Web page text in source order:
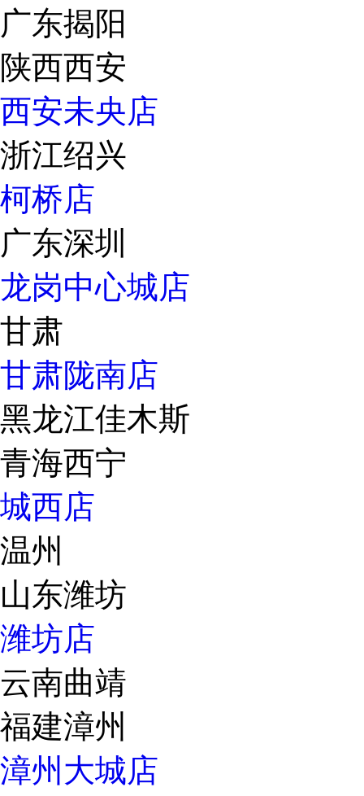
广东揭阳
陕西西安
西安未央店
浙江绍兴
柯桥店
广东深圳
龙岗中心城店
甘肃
甘肃陇南店
黑龙江佳木斯
青海西宁
城西店
温州
山东潍坊
潍坊店
云南曲靖
福建漳州
漳州大城店